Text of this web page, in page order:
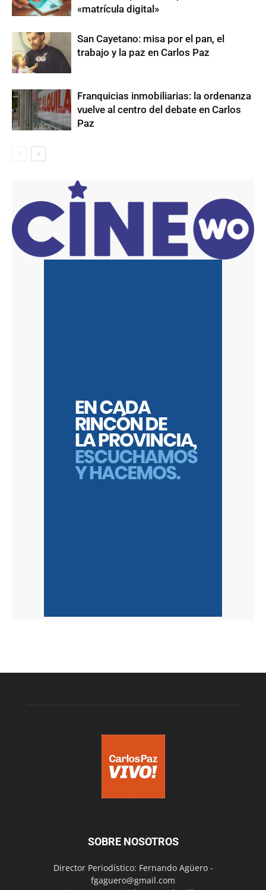
«matrícula digital»
San Cayetano: misa por el pan, el
trabajo y la paz en Carlos Paz
Franquicias inmobiliarias: la ordenanza
vuelve al centro del debate en Carlos
Paz
SOBRE NOSOTROS
Director Periodístico: Fernando Agüero -
fgaguero@gmail.com